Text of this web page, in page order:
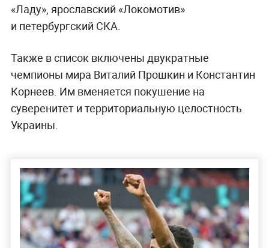
«Ладу», ярославский «Локомотив»
и петербургский СКА.
Также в список включены двукратные
чемпионы мира Виталий Прошкин и Константин
Корнеев. Им вменяется покушение на
суверенитет и территориальную целостность
Украины.